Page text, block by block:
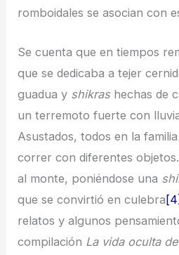
romboidales se asocian con
Se cuenta que en tiempos
que se dedicaba a tejer
guadua y shikrashechas de
un terremoto fuerte con
Asustados, todos en la
correr con diferentes
al monte, poniéndose una
que se convirtió en culebra [4]
relatos y algunos
compilación La vida oculta